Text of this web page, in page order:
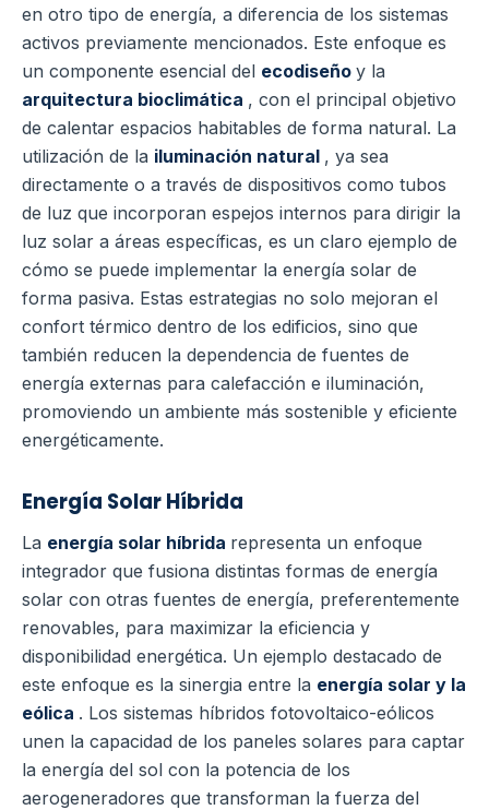
en otro tipo de energía, a diferencia de los sistemas
activos previamente mencionados. Este enfoque es
un componente esencial del ecodiseño y la
arquitectura bioclimática , con el principal objetivo
de calentar espacios habitables de forma natural. La
utilización de la iluminación natural , ya sea
directamente o a través de dispositivos como tubos
de luz que incorporan espejos internos para dirigir la
luz solar a áreas específicas, es un claro ejemplo de
cómo se puede implementar la energía solar de
forma pasiva. Estas estrategias no solo mejoran el
confort térmico dentro de los edificios, sino que
también reducen la dependencia de fuentes de
energía externas para calefacción e iluminación,
promoviendo un ambiente más sostenible y eficiente
energéticamente.
Energía Solar Híbrida
La energía solar híbrida representa un enfoque
integrador que fusiona distintas formas de energía
solar con otras fuentes de energía, preferentemente
renovables, para maximizar la eficiencia y
disponibilidad energética. Un ejemplo destacado de
este enfoque es la sinergia entre la energía solar y la
eólica . Los sistemas híbridos fotovoltaico-eólicos
unen la capacidad de los paneles solares para captar
la energía del sol con la potencia de los
aerogeneradores que transforman la fuerza del